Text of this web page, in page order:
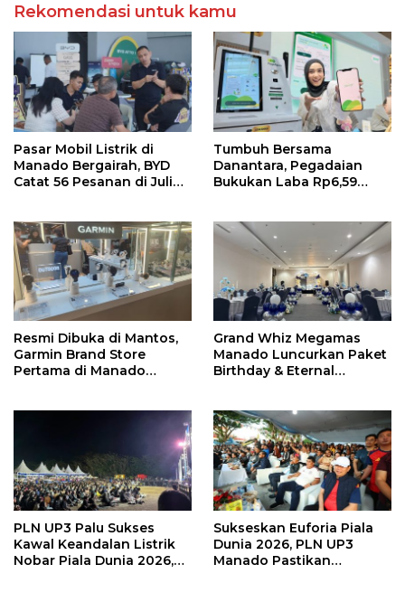
Rekomendasi untuk kamu
Pasar Mobil Listrik di
Manado Bergairah, BYD
Catat 56 Pesanan di Juli
Tumbuh Bersama
Danantara, Pegadaian
Bukukan Laba Rp6,59
Resmi Dibuka di Mantos,
Garmin Brand Store
Pertama di Manado
Grand Whiz Megamas
Manado Luncurkan Paket
Birthday & Eternal
PLN UP3 Palu Sukses
Kawal Keandalan Listrik
Nobar Piala Dunia 2026,
Sukseskan Euforia Piala
Dunia 2026, PLN UP3
Manado Pastikan